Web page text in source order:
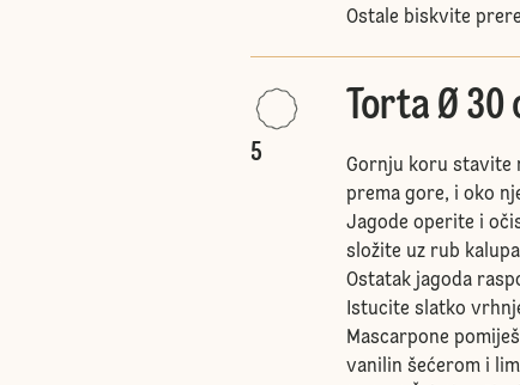
Ostale biskvite
5
Torta Ø 30
Gornju koru stavite
prema gore, i oko
Jagode operite i
složite uz rub
Ostatak jagoda
Istucite slatko
Mascarpone
vanilin šećerom i